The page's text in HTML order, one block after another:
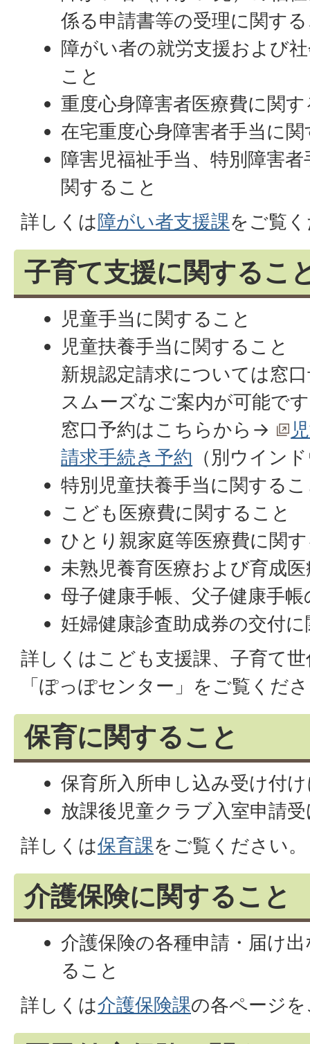
係る申請書等の受理に関す
障がい者の就労支援および
こと
重度心身障害者医療費に関
在宅重度心身障害者手当に
障害児福祉手当、特別障害
関すること
詳しくは障がい者支援課をご覧
子育て支援に関するこ
児童手当に関すること
児童扶養手当に関すること
新規認定請求については窓
スムーズなご案内が可能で
窓口予約はこちらから→
請求手続き予約 （別ウイン
特別児童扶養手当に関する
こども医療費に関すること
ひとり親家庭等医療費に関
未熟児養育医療および育成
母子健康手帳、父子健康手
妊婦健康診査助成券の交付
詳しくはこども支援課、 子育て
「ぽっぽセンター」 をご覧くだ
保育に関すること
保育所入所申し込み受け付
放課後児童クラブ入室申請
詳しくは保育課をご覧ください。
介護保険に関すること
介護保険の各種申請・届け
ること
詳しくは介護保険課の各ページ